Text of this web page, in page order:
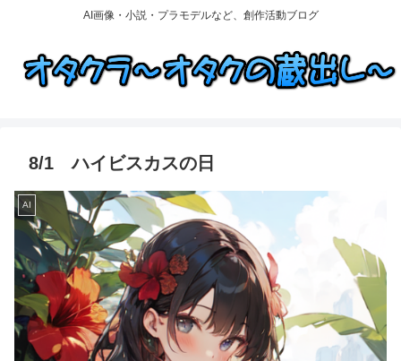
AI画像・小説・プラモデルなど、創作活動ブログ
8/1 ハイビスカスの日
AI